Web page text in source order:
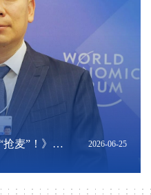
海外华昇采
2026-08-07
｜共探产业
2026-08-07
｜陈将俊总
2026-08-01
现国产高端
2026-06-25
抢麦”！》转
2026-06-25
总经理出席
2026-06-25
业新机遇｜
2026-06-23
推动现代化
2026-06-22
后》转发
2026-06-19
迹中寻找大
2026-06-18
机构拆解：
2026-06-18
华昇以高端
2026-06-14
消防安全知
2026-06-01
马拉松圆满
2026-05-31
消防安全知
2026-05-31
来新一轮上
2026-05-31
学校友企业
2026-05-24
养 大连民族
2026-05-22
业智改数转
2026-05-15
应 2026-04-29
题报告会 锚
2026-04-28
“优秀供应
2026-04-27
（安徽）科
2026-04-27
料大会暨中
2026-04-26
业年会 以高
2026-04-24
无人化工厂
2026-04-13
任金峰一行
2026-04-08
面启动 2026-03-19
社招进行时 2026-03-19
新程 —— 民
2026-03-18
新程 2026-03-11
记指明了方
2026-03-09
庆祝三八国
2026-03-06
行莅临大连
2026-03-06
的大门内他
2026-03-04
2026-03-03
成深度战略
2026-03-01
产融协同 共
2026-03-01
采访吃“闭门
2026-02-21
年工作总结
2026-02-11